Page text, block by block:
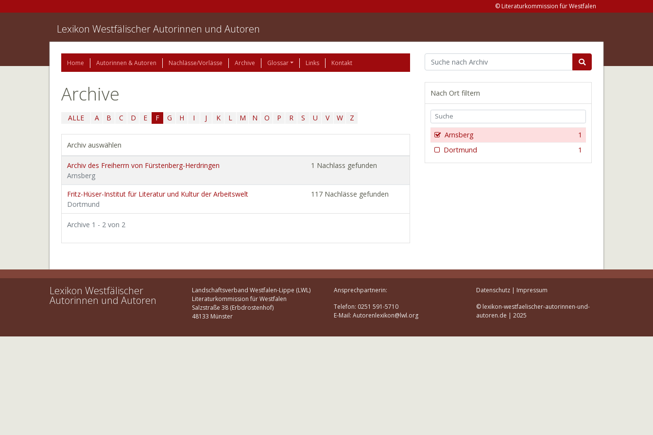
© Literaturkommission für Westfalen
Lexikon Westfälischer Autorinnen und Autoren
Home Autorinnen & Autoren Nachlässe/Vorlässe Archive Glossar Links Kontakt
Archive
ALLE A B C D E F G H I J K L M N O P R S U V W Z
Archiv auswählen
Archiv des Freiherrn von Fürstenberg-Herdringen
Arnsberg
1 Nachlass gefunden
Fritz-Hüser-Institut für Literatur und Kultur der Arbeitswelt
Dortmund
117 Nachlässe gefunden
Archive 1 - 2 von 2
Nach Ort filtern
1
Arnsberg
1
Dortmund
Lexikon Westfälischer
Autorinnen und Autoren
Landschaftsverband Westfalen-Lippe (LWL)
Literaturkommission für Westfalen
Salzstraße 38 (Erbdrostenhof)
48133 Münster
Ansprechpartnerin:
Telefon: 0251 591-5710
E-Mail: Autorenlexikon@lwl.org
Datenschutz| Impressum
© lexikon-westfaelischer-autorinnen-und-
autoren.de | 2025